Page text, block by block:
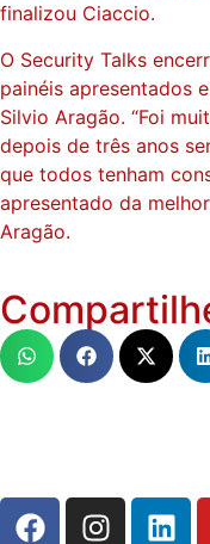
finalizou Ciaccio.
O Security Talks
painéis apresentados
Silvio Aragão. “Foi
depois de três anos
que todos tenham
apresentado da
Aragão.